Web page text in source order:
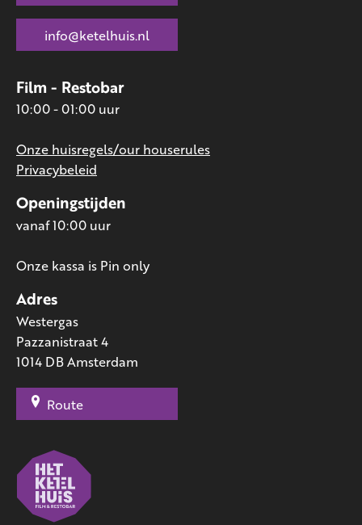
Adres
Westergas
Pazzanistraat 4
1014 DB Amsterdam
Route
Openingstijden
vanaf 10:00 uur
Onze kassa is Pin only
Film - Restobar
10:00 - 01:00 uur
Onze huisregels/our houserules
Privacybeleid
info@ketelhuis.nl